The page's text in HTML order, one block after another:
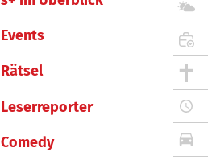
Events
Rätsel
Leserreporter
Comedy